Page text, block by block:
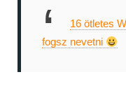
16 ötletes
fogsz nevetni